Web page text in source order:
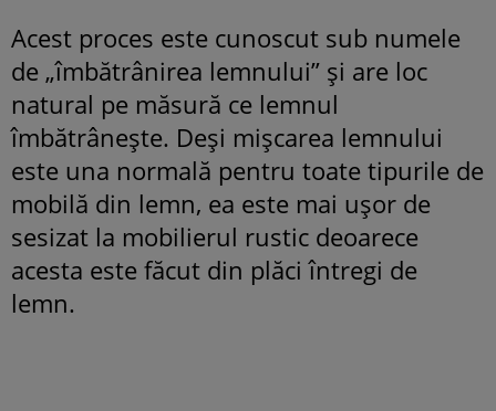
Acest proces este cunoscut sub numele
de „îmbătrânirea lemnului” și are loc
natural pe măsură ce lemnul
îmbătrânește. Deși mișcarea lemnului
este una normală pentru toate tipurile de
mobilă din lemn, ea este mai ușor de
sesizat la mobilierul rustic deoarece
acesta este făcut din plăci întregi de
lemn.